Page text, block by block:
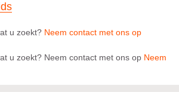
u zoekt? Neem contact met ons op
u zoekt? Neem contact met ons op Neem